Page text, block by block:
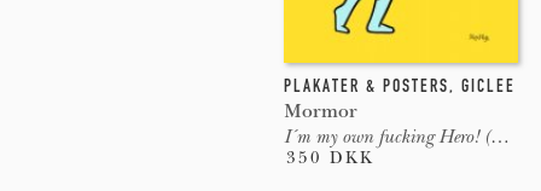
PLAKATER & POSTERS, GICLEE
Mormor
I´m my own fucking Hero! (Yellow)
350 DKK